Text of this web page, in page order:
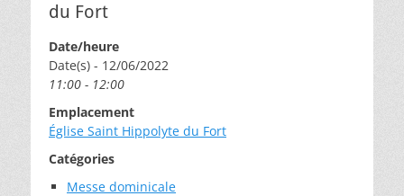
du Fort
Date/heure
Date(s) - 12/06/2022
11:00 - 12:00
Emplacement
Église Saint Hippolyte du Fort
Catégories
Messe dominicale